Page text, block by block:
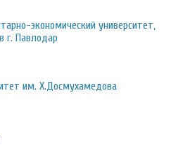
экономический университет,
г. Павлодар
им. Х.Досмухамедова